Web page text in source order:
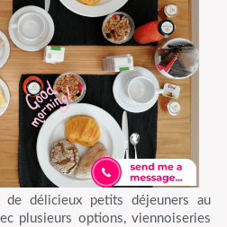
de délicieux petits déjeuners au
plusieurs options, viennoiseries